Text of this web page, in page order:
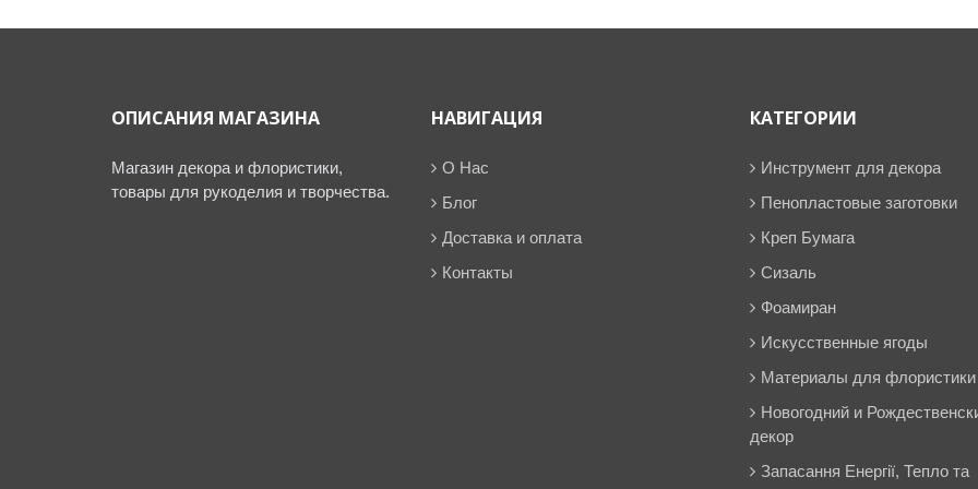
ОПИСАНИЯ МАГАЗИНА
Магазин декора и флористики,
товары для рукоделия и творчества.
НАВИГАЦИЯ
О Нас
Блог
Доставка и оплата
Контакты
КАТЕГОРИИ
Инструмент для декора
Пенопластовые заготовки
Креп Бумага
Сизаль
Фоамиран
Искусственные ягоды
Материалы для флористики
Новогодний и
декор
Запасання Енергії, Тепло та